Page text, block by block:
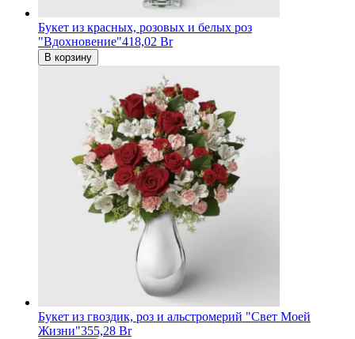
Букет из красных, розовых и белых роз
"Вдохновение"418,02 Br
В корзину
Букет из гвоздик, роз и альстромерий "Свет Моей
Жизни"355,28 Br